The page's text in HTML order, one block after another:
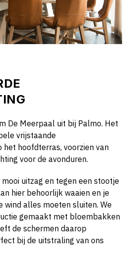
De Meerpaal uit bij Palmo. Het
vrijstaande
het hoofdterras, voorzien van
voor de avonduren.
uitzag en tegen een stootje
hier behoorlijk waaien en je
wind alles moeten sluiten. We
gemaakt met bloembakken
de schermen daarop
bij de uitstraling van ons